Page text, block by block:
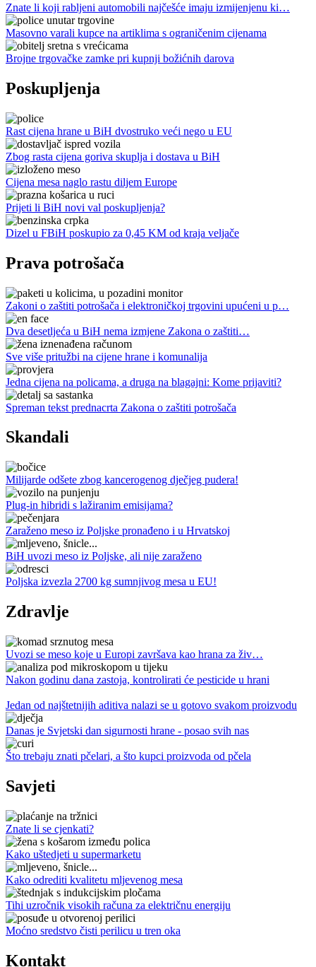
Znate li koji rabljeni automobili najčešće imaju izmijenjenu ki…
Masovno varali kupce na artiklima s ograničenim cijenama
Brojne trgovačke zamke pri kupnji božićnih darova
Poskupljenja
Rast cijena hrane u BiH dvostruko veći nego u EU
Zbog rasta cijena goriva skuplja i dostava u BiH
Cijena mesa naglo rastu diljem Europe
Prijeti li BiH novi val poskupljenja?
Dizel u FBiH poskupio za 0,45 KM od kraja veljače
Prava potrošača
Zakoni o zaštiti potrošača i elektroničkoj trgovini upućeni u p…
Dva desetljeća u BiH nema izmjene Zakona o zaštiti…
Sve više pritužbi na cijene hrane i komunalija
Jedna cijena na policama, a druga na blagajni: Kome prijaviti?
Spreman tekst prednacrta Zakona o zaštiti potrošača
Skandali
Milijarde odšete zbog kancerogenog dječjeg pudera!
Plug-in hibridi s lažiranim emisijama?
Zaraženo meso iz Poljske pronađeno i u Hrvatskoj
BiH uvozi meso iz Poljske, ali nije zaraženo
Poljska izvezla 2700 kg sumnjivog mesa u EU!
Zdravlje
Uvozi se meso koje u Europi završava kao hrana za živ…
Nakon godinu dana zastoja, kontrolirati će pesticide u hrani
Jedan od najštetnijih aditiva nalazi se u gotovo svakom proizvodu
Danas je Svjetski dan sigurnosti hrane - posao svih nas
Što trebaju znati pčelari, a što kupci proizvoda od pčela
Savjeti
Znate li se cjenkati?
Kako uštedjeti u supermarketu
Kako odrediti kvalitetu mljevenog mesa
Tihi uzročnik visokih računa za električnu energiju
Moćno sredstvo čisti perilicu u tren oka
Kontakt